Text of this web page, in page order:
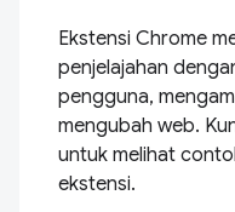
Ekstensi Chrome
penjelajahan
pengguna,
mengubah web.
untuk melihat
ekstensi.